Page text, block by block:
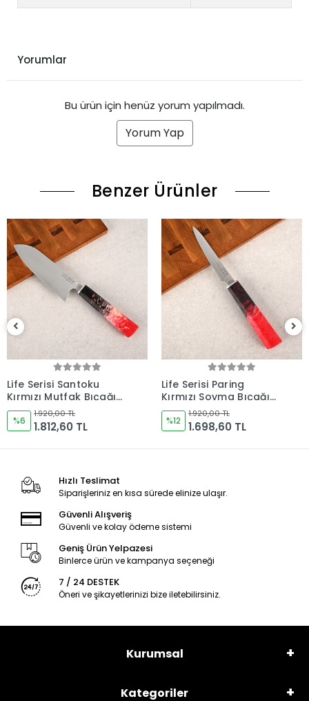
Yorumlar
Bu ürün için henüz yorum yapılmadı.
Yorum Yap
Benzer Ürünler
Life Serisi Paring
Kırmızı Soyma Bıçağı
120mm Namlu -
Kocakaya Bıçakları
%12
1.920,00 TL
1.698,60 TL
(1)
Life Serisi Outdoor2
Kırmızı Kamp Bıçağı
165mm Namlu -
Kocakaya Bıçakları
%6
1.920,00 TL
1.812,60 TL
Hızlı Teslimat
Siparişleriniz en kısa sürede elinize ulaşır.
Güvenli Alışveriş
Güvenli ve kolay ödeme sistemi
Geniş Ürün Yelpazesi
Binlerce ürün ve kampanya seçeneği
7 / 24 DESTEK
Öneri ve şikayetlerinizi bize iletebilirsiniz.
Kurumsal
Kategoriler